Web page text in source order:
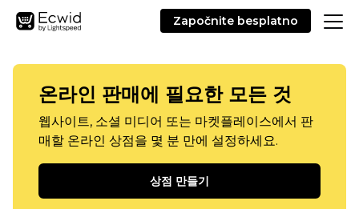
Započnite besplatno
온라인 판매에 필요한 모든 것
웹사이트, 소셜 미디어 또는 마켓플레이스에서 판
매할 온라인 상점을 몇 분 만에 설정하세요.
상점 만들기